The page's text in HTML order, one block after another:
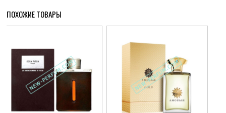
ПОХОЖИЕ ТОВАРЫ